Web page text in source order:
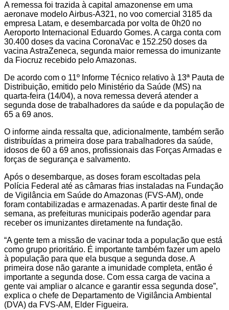
A remessa foi trazida à capital amazonense em uma
aeronave modelo Airbus-A321, no voo comercial 3185 da
empresa Latam, e desembarcada por volta de 0h20 no
Aeroporto Internacional Eduardo Gomes. A carga conta com
30.400 doses da vacina CoronaVac e 152.250 doses da
vacina AstraZeneca, segunda maior remessa do imunizante
da Fiocruz recebido pelo Amazonas.
De acordo com o 11º Informe Técnico relativo à 13ª Pauta de
Distribuição, emitido pelo Ministério da Saúde (MS) na
quarta-feira (14/04), a nova remessa deverá atender a
segunda dose de trabalhadores da saúde e da população de
65 a 69 anos.
O informe ainda ressalta que, adicionalmente, também serão
distribuídas a primeira dose para trabalhadores da saúde,
idosos de 60 a 69 anos, profissionais das Forças Armadas e
forças de segurança e salvamento.
Após o desembarque, as doses foram escoltadas pela
Polícia Federal até as câmaras frias instaladas na Fundação
de Vigilância em Saúde do Amazonas (FVS-AM), onde
foram contabilizadas e armazenadas. A partir deste final de
semana, as prefeituras municipais poderão agendar para
receber os imunizantes diretamente na fundação.
“A gente tem a missão de vacinar toda a população que está
como grupo prioritário. É importante também fazer um apelo
à população para que ela busque a segunda dose. A
primeira dose não garante a imunidade completa, então é
importante a segunda dose. Com essa carga de vacina a
gente vai ampliar o alcance e garantir essa segunda dose”,
explica o chefe de Departamento de Vigilância Ambiental
(DVA) da FVS-AM, Elder Figueira.